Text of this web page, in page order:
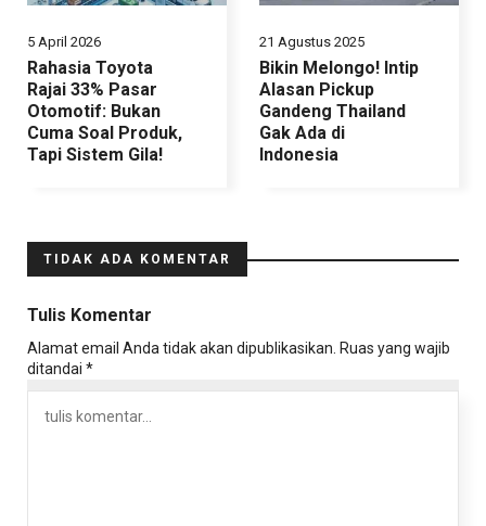
5 April 2026
Rahasia Toyota
Rajai 33% Pasar
Otomotif: Bukan
Cuma Soal Produk,
Tapi Sistem Gila!
21 Agustus 2025
Bikin Melongo! Intip
Alasan Pickup
Gandeng Thailand
Gak Ada di
Indonesia
TIDAK ADA KOMENTAR
Tulis Komentar
Alamat email Anda tidak akan dipublikasikan. Ruas yang wajib
ditandai *